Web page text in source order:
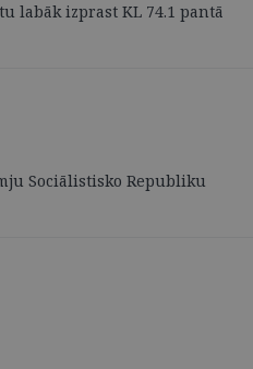
labāk izprast KL 74.1 pantā
Sociālistisko Republiku